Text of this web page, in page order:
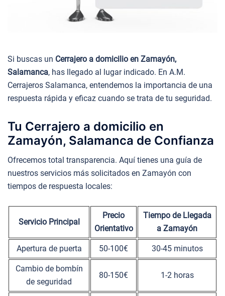
Si buscas un Cerrajero a domicilio en Zamayón,
Salamanca, has llegado al lugar indicado. En A.M.
Cerrajeros Salamanca, entendemos la importancia de una
respuesta rápida y eficaz cuando se trata de tu seguridad.
Tu Cerrajero a domicilio en
Zamayón, Salamanca de Confianza
Ofrecemos total transparencia. Aquí tienes una guía de
nuestros servicios más solicitados en Zamayón con
tiempos de respuesta locales:
Servicio Principal
Precio
Orientativo
Tiempo de Llegada
a Zamayón
Apertura de puerta 50-100€ 30-45 minutos
Cambio de bombín
de seguridad
80-150€ 1-2 horas